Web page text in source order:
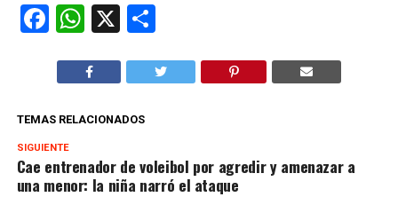
Facebook
WhatsApp
X Compartir
TEMAS RELACIONADOS
SIGUIENTE
Cae entrenador de voleibol por agredir y amenazar a
una menor: la niña narró el ataque